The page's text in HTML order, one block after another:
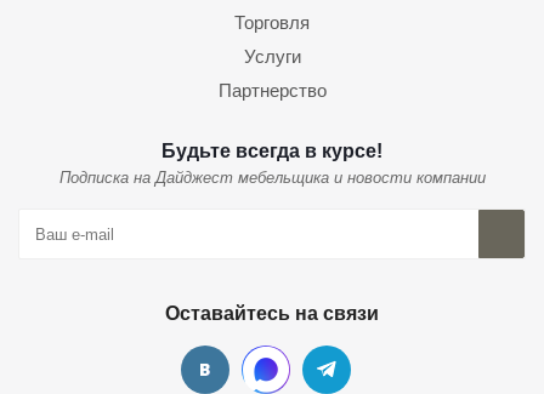
Торговля
Услуги
Партнерство
Будьте всегда в курсе!
Подписка на Дайджест мебельщика и новости компании
Оставайтесь на связи